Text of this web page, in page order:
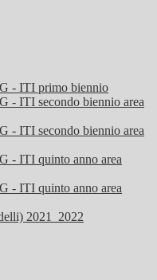
- ITI primo biennio
- ITI secondo biennio area
- ITI secondo biennio area
- ITI quinto anno area
- ITI quinto anno area
2021_2022